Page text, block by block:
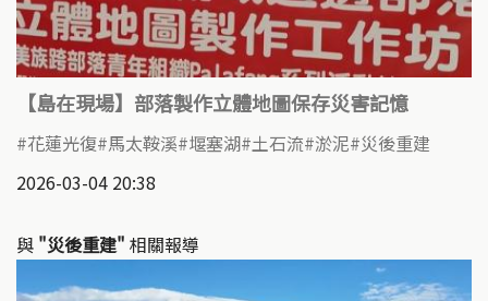
【島在現場】部落製作立體地圖保存災害記憶
花蓮光復 馬太鞍溪 堰塞湖 土石流 淤泥 災後重建
2026-03-04 20:38
與 "災後重建" 相關報導